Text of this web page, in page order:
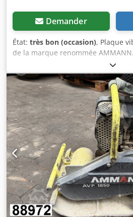
Demander
État: très bon (occasion), Plaque
de la marque renommée
équipé d’un moteur diesel HATZ
5 kW. Dedpfx Aoy Sifyshkokr Cette
pour des travaux professionnels
que pour le compactage du sol,
et de l’asphalte. Appareil
structure allemande robuste.
photos – traces d’utilisation
techniques : • Fabricant : AMMANN
Année de fabrication : 1999 •
de moteur : 1B30-6 • Puissance : 5
190 kg • Démarrage manuel •
Applications : • compactage des
• travaux routiers • compactage du
tranchées et fondations État :
complète. Moteur HATZ – unité